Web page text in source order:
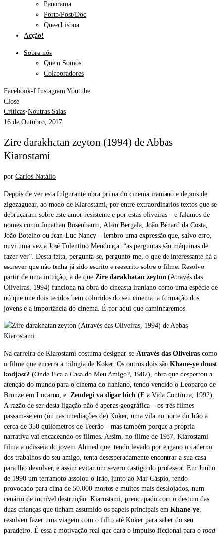
Panorama
Porto/Post/Doc
QueerLisboa
Acção!
Sobre nós
Quem Somos
Colaboradores
Facebook-f Instagram Youtube
Close
Críticas·Noutras Salas
16 de Outubro, 2017
Zire darakhatan zeyton (1994) de Abbas
Kiarostami
por Carlos Natálio
Depois de ver esta fulgurante obra prima do cinema iraniano e depois de
zigezaguear, ao modo de Kiarostami, por entre extraordinários textos que se
debruçaram sobre este amor resistente e por estas oliveiras – e falamos de
nomes como Jonathan Rosenbaum, Alain Bergala, João Bénard da Costa,
João Botelho ou Jean-Luc Nancy – lembro uma expressão que, salvo erro,
ouvi uma vez a José Tolentino Mendonça: “as perguntas são máquinas de
fazer ver”. Desta feita, pergunta-se, pergunto-me, o que de interessante há a
escrever que não tenha já sido escrito e reescrito sobre o filme. Resolvo
partir de uma intuição, a de que Zire darakhatan zeyton (Através das
Oliveiras, 1994) funciona na obra do cineasta iraniano como uma espécie de
nó que une dois tecidos bem coloridos do seu cinema: a formação dos
jovens e a importância do cinema. É por aqui que caminharemos.
Na carreira de Kiarostami costuma designar-se Através das Oliveiras como
o filme que encerra a trilogia de Koker. Os outros dois são Khane-ye doust
kodjast? (Onde Fica a Casa do Meu Amigo?, 1987), obra que despertou a
atenção do mundo para o cinema do iraniano, tendo vencido o Leopardo de
Bronze em Locarno, e Zendegi va digar hich (E a Vida Continua, 1992).
A razão de ser desta ligação não é apenas geográfica – os três filmes
passam-se em (ou nas imediações de) Koker, uma vila no norte do Irão a
cerca de 350 quilómetros de Teerão – mas também porque a própria
narrativa vai encadeando os filmes. Assim, no filme de 1987, Kiarostami
filma a odisseia do jovem Ahmed que, tendo levado por engano o caderno
dos trabalhos do seu amigo, tenta desesperadamente encontrar a sua casa
para lho devolver, e assim evitar um severo castigo do professor. Em Junho
de 1990 um terramoto assolou o Irão, junto ao Mar Cáspio, tendo
provocado para cima de 50.000 mortos e muitos mais desalojados, num
cenário de incrível destruição. Kiarostami, preocupado com o destino das
duas crianças que tinham assumido os papeis principais em Khane-ye
resolveu fazer uma viagem com o filho até Koker para saber do seu
paradeiro. É essa a motivação real que dará o impulso ficcional para o road